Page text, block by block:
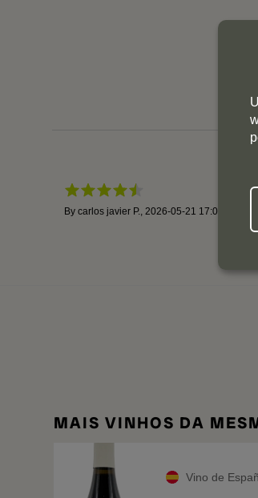
By carlos javier P., 2026-05-21 17:03:39
MAIS VINHOS DA
Vino de